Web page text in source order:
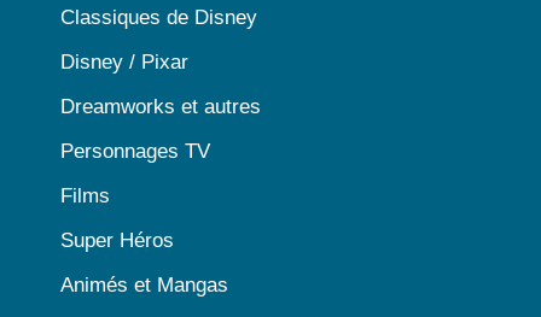
Classiques de Disney
Disney / Pixar
Dreamworks et autres
Personnages TV
Films
Super Héros
Animés et Mangas